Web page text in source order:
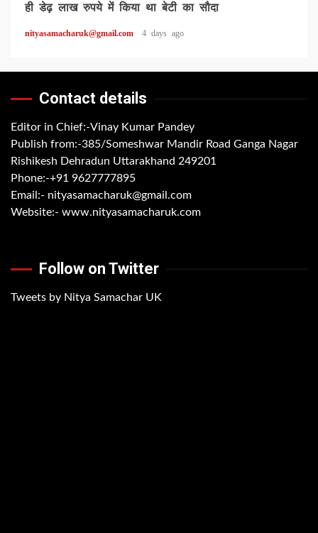
ही डेढ़ लाख रुपये में किया था बेटी का सौदा
nityasamacharuk@gmail.com 4 days ago
Contact details
Editor in Chief:-Vinay Kumar Pandey
Publish from:-385/Someshwar Mandir Road Ganga Nagar
Rishikesh Dehradun Uttarakhand 249201
Phone:-+91 9627777895
Email:- nityasamacharuk@gmail.com
Website:- www.nityasamacharuk.com
Follow on Twitter
Tweets by Nitya Samachar UK